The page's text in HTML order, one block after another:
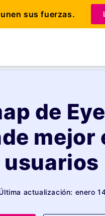
de
actualización: enero
sus fuerzas.